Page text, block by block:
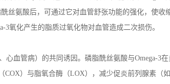
丝氨酸后，可通过它对血管舒张功能的强化，使收
3氧化产生的脂质过氧化物对血管造成二次损伤。
心血管病）的共同诱因。磷脂酰丝氨酸与Omega-3在
COX）与脂氧合酶（LOX），减少促炎前列腺素（如